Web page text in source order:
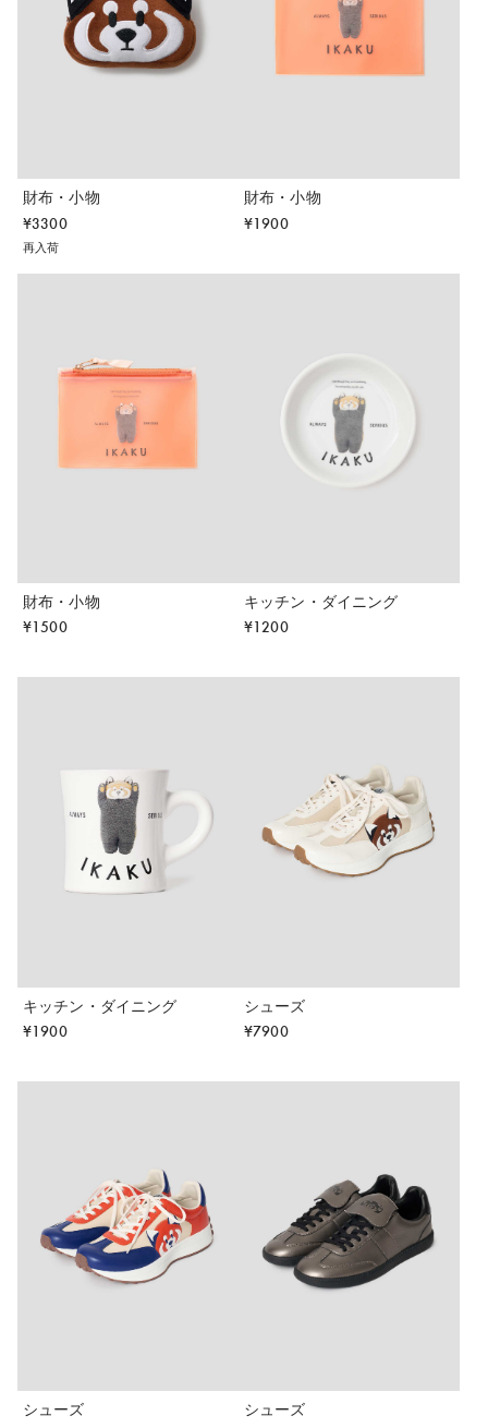
財布・小物
¥3300
再入荷
財布・小物
¥1900
財布・小物
¥1500
キッチン・ダイニング
¥1200
キッチン・ダイニング
¥1900
シューズ
¥7900
シューズ シューズ